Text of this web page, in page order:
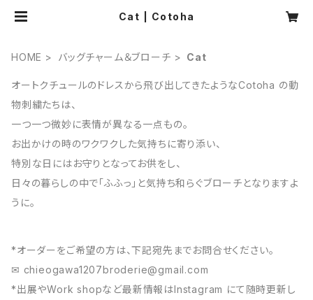
Cat | Cotoha
HOME バッグチャーム＆ブローチ Cat
オートクチュールのドレスから飛び出してきたようなCotoha の動
物刺繍たちは、
一つ一つ微妙に表情が異なる一点もの。
お出かけの時のワクワクした気持ちに寄り添い、
特別な日にはお守りとなってお供をし、
日々の暮らしの中で「ふふっ」と気持ち和らぐブローチとなりますよ
うに。
*オーダーをご希望の方は、下記宛先までお問合せください。
✉︎ chieogawa1207broderie@gmail.com
*出展やWork shopなど最新情報はInstagram にて随時更新し